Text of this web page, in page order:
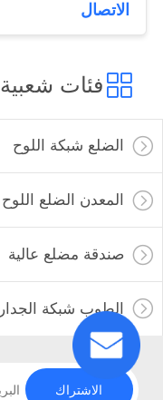
الاتصال
فئات شعبية
الضلع شبكة اللوح
المعدن الضلع اللوح
صندقة مضلع عالية
الطوب شبكة الجدار
الاشتراك